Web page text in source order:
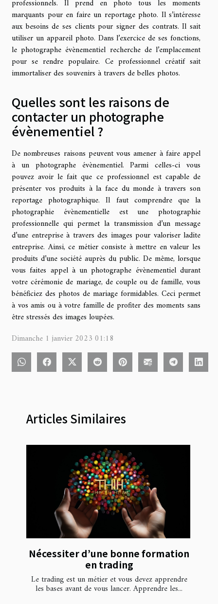
professionnels. Il prend en photo tous les moments
marquants pour en faire un reportage photo. Il s’intéresse
aux besoins de ses clients pour signer des contrats. Il sait
utiliser un appareil photo. Dans l’exercice de ses fonctions,
le photographe évènementiel recherche de l’emplacement
pour se rendre populaire. Ce professionnel créatif sait
immortaliser des souvenirs à travers de belles photos.
Quelles sont les raisons de
contacter un photographe
évènementiel ?
De nombreuses raisons peuvent vous amener à faire appel
à un photographe évènementiel. Parmi celles-ci vous
pouvez avoir le fait que ce professionnel est capable de
présenter vos produits à la face du monde à travers son
reportage photographique. Il faut comprendre que la
photographie évènementielle est une photographie
professionnelle qui permet la transmission d’un message
d’une entreprise à travers des images pour valoriser ladite
entreprise. Ainsi, ce métier consiste à mettre en valeur les
produits d’une société auprès du public. De même, lorsque
vous faites appel à un photographe évènementiel durant
votre cérémonie de mariage, de couple ou de famille, vous
bénéficiez des photos de mariage formidables. Ceci permet
à vos amis ou à votre famille de profiter des moments sans
être stressés des images loupées.
Dimanche 1 janvier 2023 01:18
Articles Similaires
Nécessiter d’une bonne formation
en trading
Le trading est un métier et vous devez apprendre
les bases avant de vous lancer. Apprendre les...